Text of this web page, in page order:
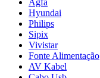
Agfa
Hyundai
Philips
Sipix
Vivistar
Fonte Alimentação
AV Kabel